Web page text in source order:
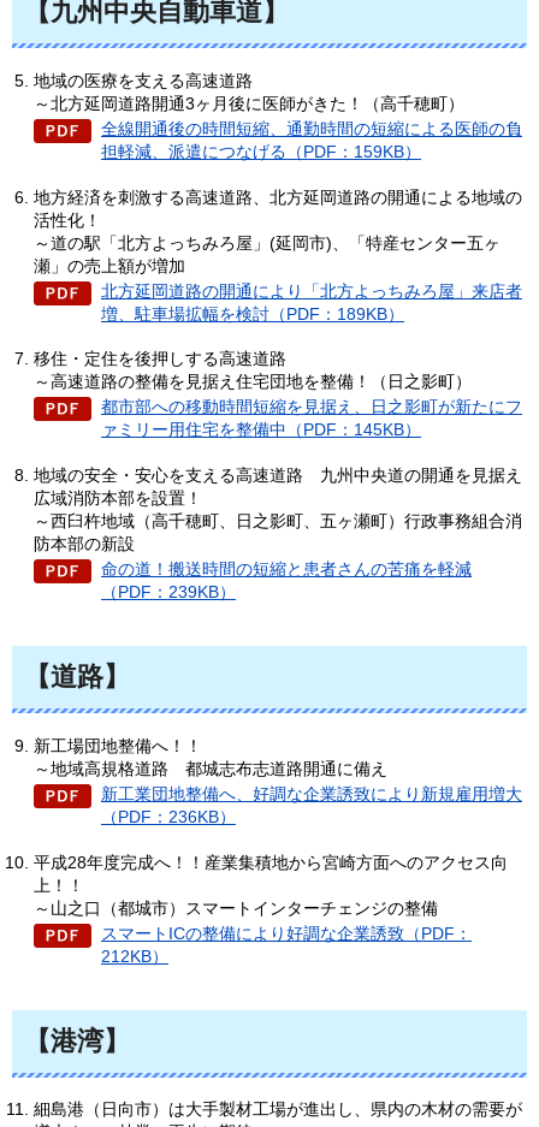
【九州中央自動車道】
地域の医療を支える高速道路
～北方延岡道路開通3ヶ月後に医師がきた！（高千穂町）
全線開通後の時間短縮、通勤時間の短縮による医師の負
担軽減、派遣につなげる（PDF：159KB）
地方経済を刺激する高速道路、北方延岡道路の開通による地域の
活性化！
～道の駅「北方よっちみろ屋」(延岡市)、「特産センター五ヶ
瀬」の売上額が増加
北方延岡道路の開通により「北方よっちみろ屋」来店者
増、駐車場拡幅を検討（PDF：189KB）
移住・定住を後押しする高速道路
～高速道路の整備を見据え住宅団地を整備！（日之影町）
都市部への移動時間短縮を見据え、日之影町が新たにフ
ァミリー用住宅を整備中（PDF：145KB）
地域の安全・安心を支える高速道路 九州中央道の開通を見据え
広域消防本部を設置！
～西臼杵地域（高千穂町、日之影町、五ヶ瀬町）行政事務組合消
防本部の新設
命の道！搬送時間の短縮と患者さんの苦痛を軽減
（PDF：239KB）
【道路】
新工場団地整備へ！！
～地域高規格道路
都城志布志道路開通に備え
新工業団地整備へ、好調な企業誘致により新規雇用増大
（PDF：236KB）
平成28年度完成へ！！産業集積地から宮崎方面へのアクセス向
上！！
～山之口（都城市）スマートインターチェンジの整備
スマートICの整備により好調な企業誘致（PDF：
212KB）
【港湾】
細島港（日向市）は大手製材工場が進出し、県内の木材の需要が